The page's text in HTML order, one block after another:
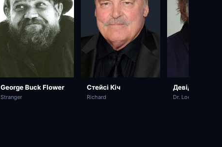
George Buck Flower
Stranger
Стейсі Кіч
Richard
Девід Ворнер
Dr. Lock